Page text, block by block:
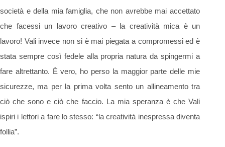
società e della mia famiglia, che non avrebbe mai accettato
che facessi un lavoro creativo – la creatività mica è un
lavoro! Vali invece non si è mai piegata a compromessi ed è
stata sempre così fedele alla propria natura da spingermi a
fare altrettanto. È vero, ho perso la maggior parte delle mie
sicurezze, ma per la prima volta sento un allineamento tra
ciò che sono e ciò che faccio. La mia speranza è che Vali
ispiri i lettori a fare lo stesso: “la creatività inespressa diventa
follia”.